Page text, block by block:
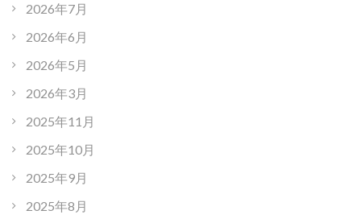
2026年7月
2026年6月
2026年5月
2026年3月
2025年11月
2025年10月
2025年9月
2025年8月